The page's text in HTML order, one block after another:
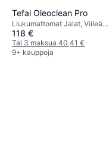
Tefal Oleoclean Pro
Liukumattomat Jalat, Viileä
Kosketus, Irrotettava Kulho,
Ajastin, Näyttöikkuna,
Konepesunkestävä, 2300
118 €
Tai 3 maksua 40,41 €
9+ kauppoja